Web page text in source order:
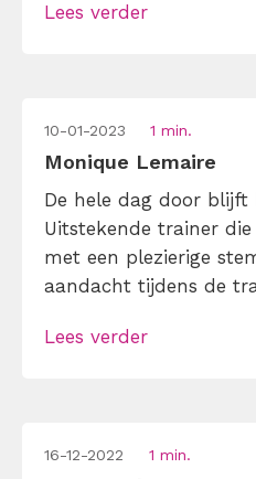
Lees verder
10-01-2023 1 min.
Monique Lemaire
De hele dag door blijft
Uitstekende trainer
met een plezierige
aandacht tijdens de
Lees verder
16-12-2022 1 min.